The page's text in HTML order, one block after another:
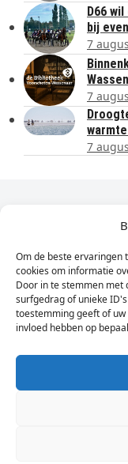
Om de beste ervaringen
cookies om informatie
Door in te stemmen met
surfgedrag of unieke
toestemming geeft of
invloed hebben op
D66
bij
7
7
7
Dagelijks
Vul
hier
je
e-
mailadres
in